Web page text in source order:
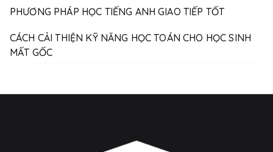
PHƯƠNG PHÁP HỌC TIẾNG ANH GIAO TIẾP TỐT
CÁCH CẢI THIỆN KỸ NĂNG HỌC TOÁN CHO HỌC SINH
MẤT GỐC